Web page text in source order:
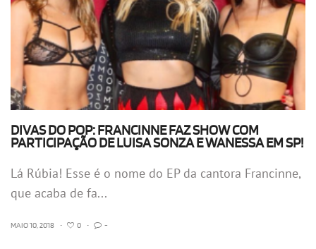
DIVAS DO POP: FRANCINNE FAZ SHOW COM
PARTICIPAÇÃO DE LUISA SONZA E WANESSA EM SP!
Lá Rúbia! Esse é o nome do EP da cantora Francinne,
que acaba de fa...
MAIO 10, 2018 • 0 • -